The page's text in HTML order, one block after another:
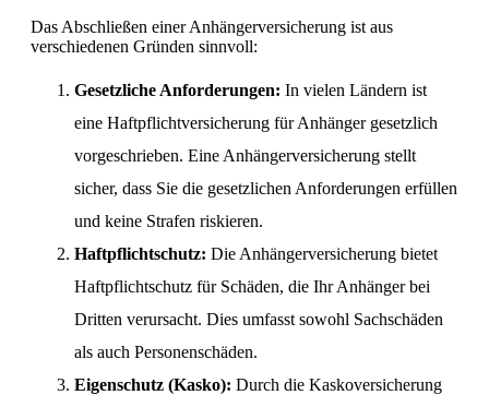
Das Abschließen einer Anhängerversicherung ist aus
verschiedenen Gründen sinnvoll:
Gesetzliche Anforderungen: In vielen Ländern ist
eine Haftpflichtversicherung für Anhänger gesetzlich
vorgeschrieben. Eine Anhängerversicherung stellt
sicher, dass Sie die gesetzlichen Anforderungen erfüllen
und keine Strafen riskieren.
Haftpflichtschutz: Die Anhängerversicherung bietet
Haftpflichtschutz für Schäden, die Ihr Anhänger bei
Dritten verursacht. Dies umfasst sowohl Sachschäden
als auch Personenschäden.
Eigenschutz (Kasko): Durch die Kaskoversicherung